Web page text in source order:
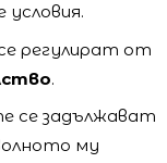
регулират от
.
се задължават
му